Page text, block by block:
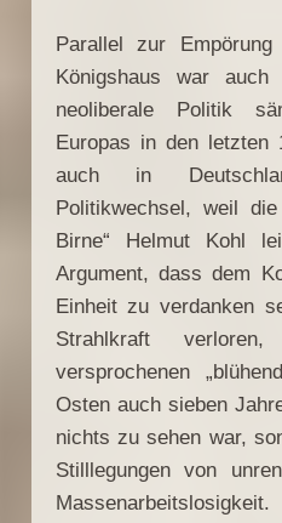
Parallel zur
Königshaus war
neoliberale Politik
Europas in den letzten
auch in
Politikwechsel, weil
Birne“ Helmut Kohl
Argument, dass dem
Einheit zu verdanken
Strahlkraft
versprochenen
Osten auch sieben
nichts zu sehen war,
Stilllegungen von